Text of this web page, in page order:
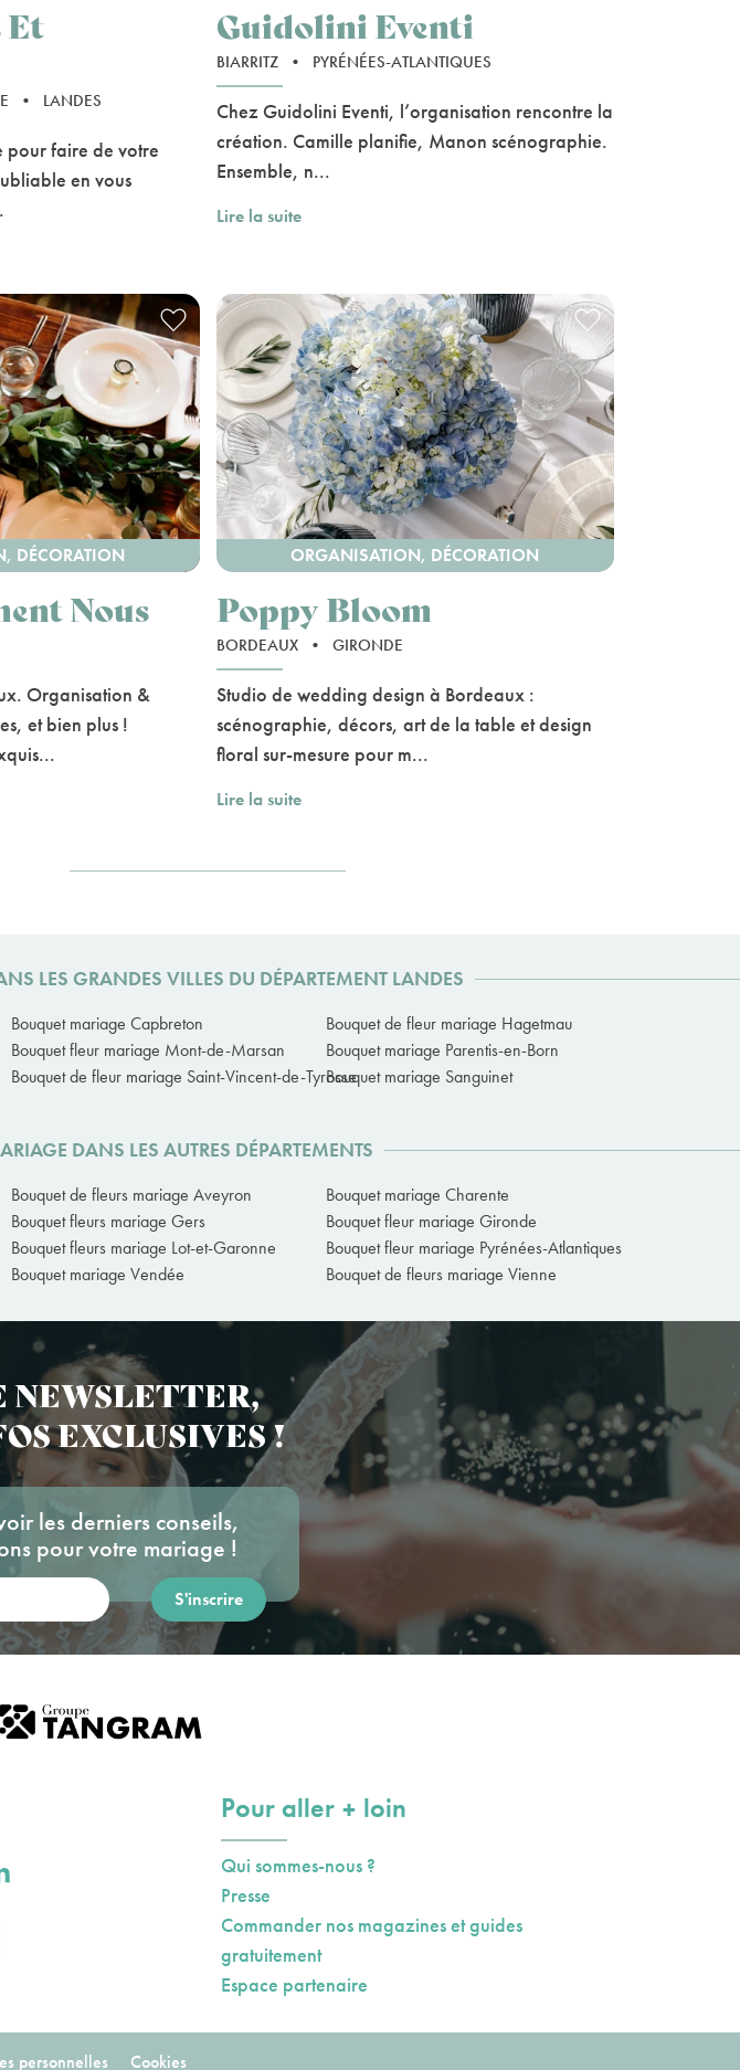
Et
• LANDES
pour faire de votre
en vous
Guidolini Eventi
BIARRITZ • PYRÉNÉES-ATLANTIQUES
Chez Guidolini Eventi, l’organisation rencontre la
création. Camille planifie, Manon scénographie.
Ensemble, n...
Lire la suite
DÉCORATION
Nous
Organisation &
et bien plus !
ORGANISATION, DÉCORATION
Poppy Bloom
BORDEAUX • GIRONDE
Studio de wedding design à Bordeaux :
scénographie, décors, art de la table et design
floral sur-mesure pour m...
Lire la suite
LES GRANDES VILLES DU DÉPARTEMENT LANDES
Bouquet mariage Capbreton
Bouquet de fleur mariage Hagetmau
Bouquet fleur mariage Mont-de-Marsan
Bouquet mariage Parentis-en-Born
Bouquet de fleur mariage Saint-Vincent-de-TyrosseBouquet mariage Sanguinet
DANS LES AUTRES DÉPARTEMENTS
Bouquet de fleurs mariage Aveyron
Bouquet mariage Charente
Bouquet fleurs mariage Gers
Bouquet fleur mariage Gironde
Bouquet fleurs mariage Lot-et-Garonne
Bouquet fleur mariage Pyrénées-Atlantiques
Bouquet mariage Vendée Bouquet de fleurs mariage Vienne
NEWSLETTER,
EXCLUSIVES !
les derniers conseils,
pour votre mariage !
:
:
Pour aller plusloin
Qui sommes-nous ?
Presse
Commander nos magazines et guides
gratuitement
Espace partenaire
personnelles Cookies